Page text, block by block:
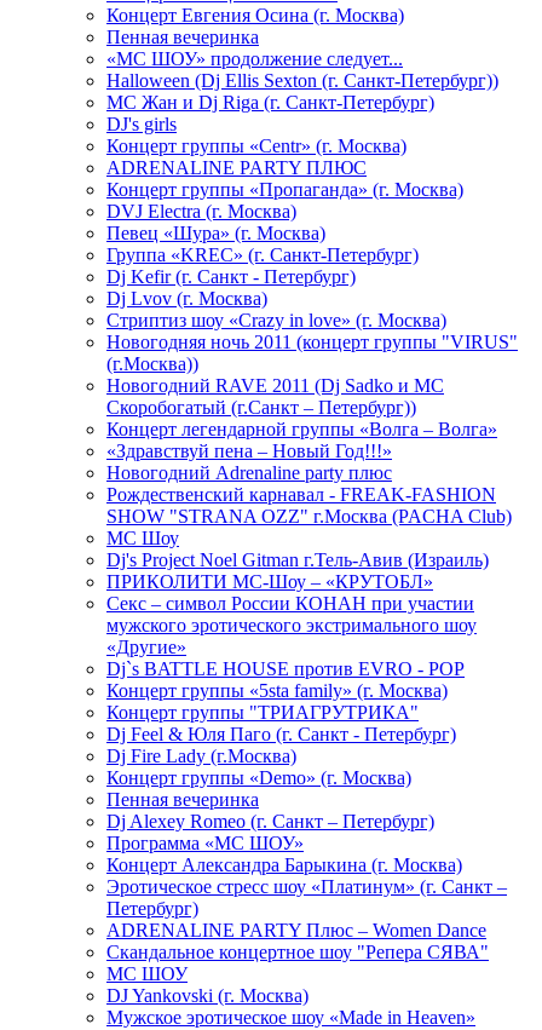
Концерт Евгения Осина (г. Москва)
Пенная вечеринка
«МС ШОУ» продолжение следует...
Halloween (Dj Ellis Sexton (г. Санкт-Петербург))
МС Жан и Dj Riga (г. Санкт-Петербург)
DJ's girls
Концерт группы «Centr» (г. Москва)
ADRENALINE PARTY ПЛЮС
Концерт группы «Пропаганда» (г. Москва)
DVJ Electra (г. Москва)
Певец «Шура» (г. Москва)
Группа «KREC» (г. Санкт-Петербург)
Dj Kefir (г. Санкт - Петербург)
Dj Lvov (г. Москва)
Стриптиз шоу «Crazy in love» (г. Москва)
Новогодняя ночь 2011 (концерт группы "VIRUS"
(г.Москва))
Новогодний RAVE 2011 (Dj Sadko и MC
Скоробогатый (г.Санкт – Петербург))
Концерт легендарной группы «Волга – Волга»
«Здравствуй пена – Новый Год!!!»
Новогодний Adrenaline party плюс
Рождественский карнавал - FREAK-FASHION
SHOW "STRANA OZZ" г.Москва (PACHA Club)
MC Шоу
Dj's Project Noel Gitman г.Тель-Авив (Израиль)
ПРИКОЛИТИ МС-Шоу – «КРУТОБЛ»
Секс – символ России КОНАН при участии
мужского эротического экстримального шоу
«Другие»
Dj`s BATTLE HOUSE против EVRO - POP
Концерт группы «5sta family» (г. Москва)
Концерт группы "ТРИАГРУТРИКА"
Dj Feel & Юля Паго (г. Санкт - Петербург)
Dj Fire Lady (г.Москва)
Концерт группы «Demo» (г. Москва)
Пенная вечеринка
Dj Alexey Romeo (г. Санкт – Петербург)
Программа «МС ШОУ»
Концерт Александра Барыкина (г. Москва)
Эротическое стресс шоу «Платинум» (г. Санкт –
Петербург)
ADRENALINE PARTY Плюс – Women Dance
Скандальное концертное шоу "Репера СЯВА"
МС ШОУ
DJ Yankovski (г. Москва)
Мужское эротическое шоу «Made in Heaven»